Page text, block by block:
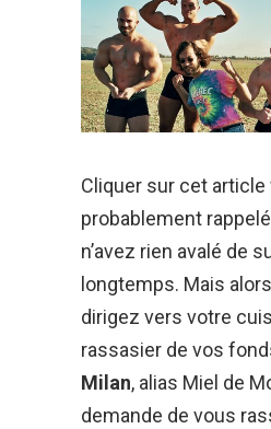
Cliquer sur cet article
probablement
n’avez rien avalé de
longtemps. Mais
dirigez vers votre
rassasier de vos
Milan, alias Miel de
demande de vous